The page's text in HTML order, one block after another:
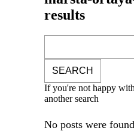
results
If you're not happy
another search
No posts were